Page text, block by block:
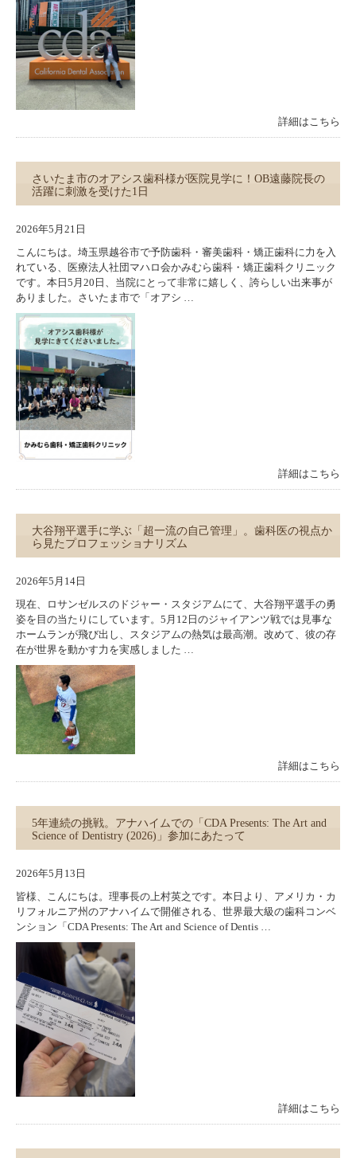
詳細はこちら
さいたま市のオアシス歯科様が医院見学に！OB遠藤院長の
活躍に刺激を受けた1日
2026年5月21日
こんにちは。埼玉県越谷市で予防歯科・審美歯科・矯正歯科に力を入
れている、医療法人社団マハロ会かみむら歯科・矯正歯科クリニック
です。本日5月20日、当院にとって非常に嬉しく、誇らしい出来事が
ありました。さいたま市で「オアシ …
詳細はこちら
大谷翔平選手に学ぶ「超一流の自己管理」。歯科医の視点か
ら見たプロフェッショナリズム
2026年5月14日
現在、ロサンゼルスのドジャー・スタジアムにて、大谷翔平選手の勇
姿を目の当たりにしています。5月12日のジャイアンツ戦では見事な
ホームランが飛び出し、スタジアムの熱気は最高潮。改めて、彼の存
在が世界を動かす力を実感しました …
詳細はこちら
5年連続の挑戦。アナハイムでの「CDA Presents: The Art and
Science of Dentistry (2026)」参加にあたって
2026年5月13日
皆様、こんにちは。理事長の上村英之です。本日より、アメリカ・カ
リフォルニア州のアナハイムで開催される、世界最大級の歯科コンベ
ンション「CDA Presents: The Art and Science of Dentis …
詳細はこちら